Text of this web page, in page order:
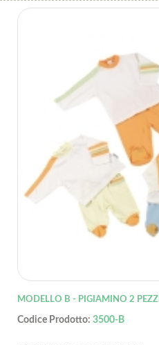
MODELLO B - PIGIAMINO 2 PEZZI
Codice Prodotto: 3500-B